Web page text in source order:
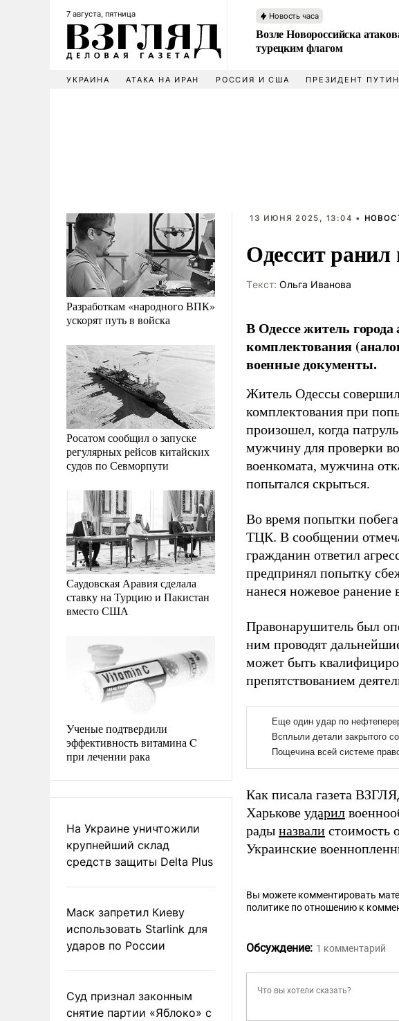
7 августа, пятница Новость часа
Возле Новороссийска
турецким флагом
УКРАИНА АТАКА НА ИРАН РОССИЯ И США ПРЕЗИДЕНТ ПУТИН
Разработкам «народного ВПК»
ускорят путь в войска
Росатом сообщил о запуске
регулярных рейсов китайских
судов по Севморпути
Саудовская Аравия сделала
ставку на Турцию и Пакистан
вместо США
Ученые подтвердили
эффективность витамина C
при лечении рака
На Украине уничтожили
крупнейший склад
средств защиты Delta Plus
Маск запретил Киеву
использовать Starlink для
ударов по России
Суд признал законным
снятие партии «Яблоко» с
13 ИЮНЯ 2025, 13:04 •
Одессит
Tекст: Ольга Иванова
В Одессе житель
комплектования
военные документы.
Житель Одессы совершил
комплектования при
произошел, когда
мужчину для проверки
военкомата, мужчина
попытался скрыться.
Во время попытки
ТЦК. В сообщении
гражданин ответил
предпринял попытку
нанеся ножевое
Правонарушитель был
ним проводят
может быть
препятствованием
Как писала газета
Харькове ударил
рады назвали стоимость
Украинские
Вы можете комментировать
политике по отношению к
Обсуждение: 1 комментарий